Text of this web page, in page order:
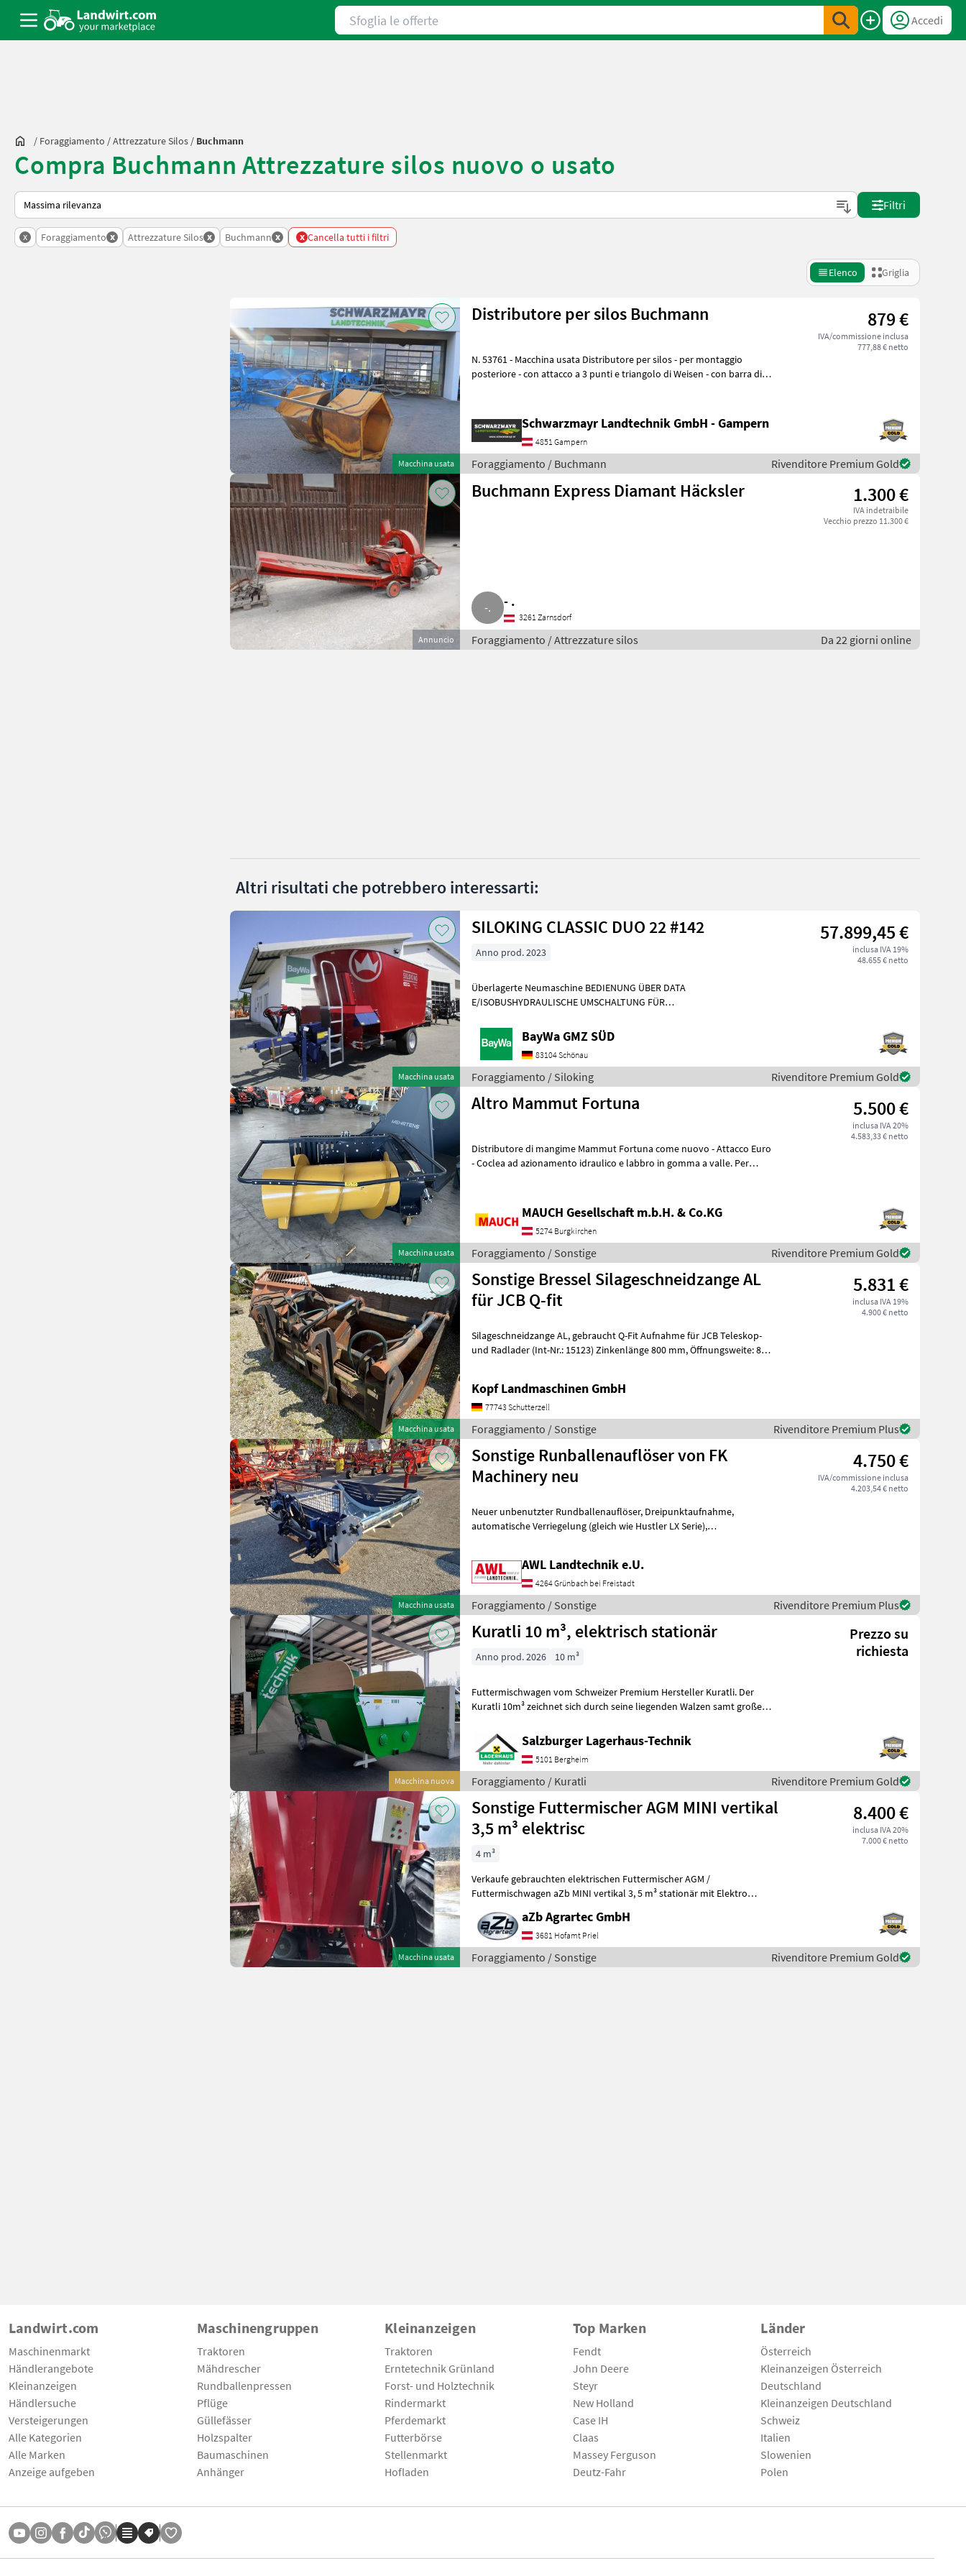
Sfoglia le offerte
Accedi
/ Foraggiamento /Attrezzature Silos / Buchmann
Compra Buchmann Attrezzature silos nuovo o usato
Ecco come viene ordinato su Landwirt.com
Filtri
x Foraggiamento x Attrezzature Silos x Buchmann x x Cancella tutti i filtri
Elenco Griglia
Macchina usata
Distributore per silos Buchmann 879 €
IVA/commissione inclusa
777,88 € netto
N. 53761 - Macchina usata Distributore per silos - per montaggio
posteriore - con attacco a 3 punti e triangolo di Weisen - con barra di
Schwarzmayr Landtechnik GmbH - Gampern
4851 Gampern
Foraggiamento / Buchmann Rivenditore Premium Gold
Annuncio
Buchmann Express Diamant Häcksler 1.300 €
IVA indetraibile
Vecchio prezzo 11.300 €
- .
3261 Zarnsdorf
Foraggiamento / Attrezzature silos Da 22 giorni online
Altri risultati che potrebbero interessarti:
Macchina usata
SILOKING CLASSIC DUO 22 #142 57.899,45 €
inclusa IVA 19%
48.655 € netto
Anno prod. 2023
Überlagerte Neumaschine BEDIENUNG ÜBER DATA
E/ISOBUSHYDRAULISCHE UMSCHALTUNG FÜR
MotorenSCHWERLASTMAGNET, AN VORDERESILOKIN
BayWa GMZ SÜD
83104 Schönau
Foraggiamento / Siloking Rivenditore Premium Gold
Macchina usata
Altro Mammut Fortuna 5.500 €
inclusa IVA 20%
4.583,33 € netto
Distributore di mangime Mammut Fortuna come nuovo - Attacco Euro
- Coclea ad azionamento idraulico e labbro in gomma a valle. Per
MAUCH Gesellschaft m.b.H. & Co.KG
5274 Burgkirchen
Foraggiamento / Sonstige Rivenditore Premium Gold
Macchina usata
Sonstige Bressel Silageschneidzange AL
für JCB Q-fit
5.831 €
inclusa IVA 19%
4.900 € netto
Silageschneidzange AL, gebraucht Q-Fit Aufnahme für JCB Teleskop-
und Radlader (Int-Nr.: 15123) Zinkenlänge 800 mm, Öffnungsweite: 800
Kopf Landmaschinen GmbH
77743 Schutterzell
Foraggiamento / Sonstige Rivenditore Premium Plus
Macchina usata
Sonstige Runballenauflöser von FK
Machinery neu
4.750 €
IVA/commissione inclusa
4.203,54 € netto
Neuer unbenutzter Rundballenauflöser, Dreipunktaufnahme,
automatische Verriegelung (gleich wie Hustler LX Serie),
AWL Landtechnik e.U.
4264 Grünbach bei Freistadt
Foraggiamento / Sonstige Rivenditore Premium Plus
Macchina nuova
Kuratli 10 m³, elektrisch stationär
Prezzo su
richiesta
Anno prod. 2026 10 m³
Futtermischwagen vom Schweizer Premium Hersteller Kuratli. Der
Kuratli 10m³ zeichnet sich durch seine liegenden Walzen samt großer
Salzburger Lagerhaus-Technik
5101 Bergheim
Foraggiamento / Kuratli Rivenditore Premium Gold
Macchina usata
Sonstige Futtermischer AGM MINI vertikal
3,5 m³ elektrisc
8.400 €
inclusa IVA 20%
7.000 € netto
4 m³
Verkaufe gebrauchten elektrischen Futtermischer AGM /
Futtermischwagen aZb MINI vertikal 3, 5 m³ stationär mit Elektro
aZb Agrartec GmbH
3681 Hofamt Priel
Foraggiamento / Sonstige Rivenditore Premium Gold
Landwirt.com
Maschinenmarkt
Händlerangebote
Kleinanzeigen
Händlersuche
Versteigerungen
Alle Kategorien
Alle Marken
Anzeige aufgeben
Maschinengruppen
Traktoren
Mähdrescher
Rundballenpressen
Pflüge
Güllefässer
Holzspalter
Baumaschinen
Anhänger
Kleinanzeigen
Traktoren
Erntetechnik Grünland
Forst- und Holztechnik
Rindermarkt
Pferdemarkt
Futterbörse
Stellenmarkt
Hofladen
Top Marken
Fendt
John Deere
Steyr
New Holland
Case IH
Claas
Massey Ferguson
Deutz-Fahr
Länder
Österreich
Kleinanzeigen Österreich
Deutschland
Kleinanzeigen Deutschland
Schweiz
Italien
Slowenien
Polen